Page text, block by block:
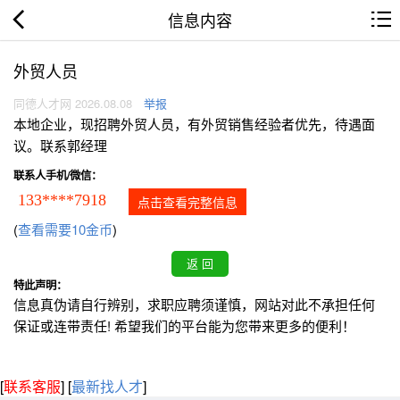
信息内容
外贸人员
同德人才网 2026.08.08 举报
本地企业，现招聘外贸人员，有外贸销售经验者优先，待遇面
议。联系郭经理
联系人手机/微信：
133****7918 点击查看完整信息
(查看需要10金币)
特此声明：
信息真伪请自行辨别，求职应聘须谨慎，网站对此不承担任何
保证或连带责任! 希望我们的平台能为您带来更多的便利！
[联系客服] [最新找人才]